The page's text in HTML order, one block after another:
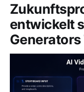
entwickelt
Generators